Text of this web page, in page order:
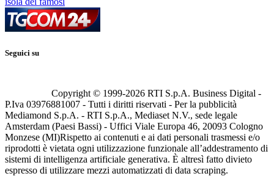
Seguici su
Copyright © 1999-2026 RTI S.p.A. Business Digital -
P.Iva 03976881007 - Tutti i diritti riservati - Per la pubblicità
Mediamond S.p.A. - RTI S.p.A., Mediaset N.V., sede legale
Amsterdam (Paesi Bassi) - Uffici Viale Europa 46, 20093 Cologno
Monzese (MI)Rispetto ai contenuti e ai dati personali trasmessi e/o
riprodotti è vietata ogni utilizzazione funzionale all’addestramento di
sistemi di intelligenza artificiale generativa. È altresì fatto divieto
espresso di utilizzare mezzi automatizzati di data scraping.